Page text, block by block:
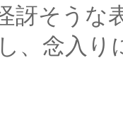
情を浮
、念入り